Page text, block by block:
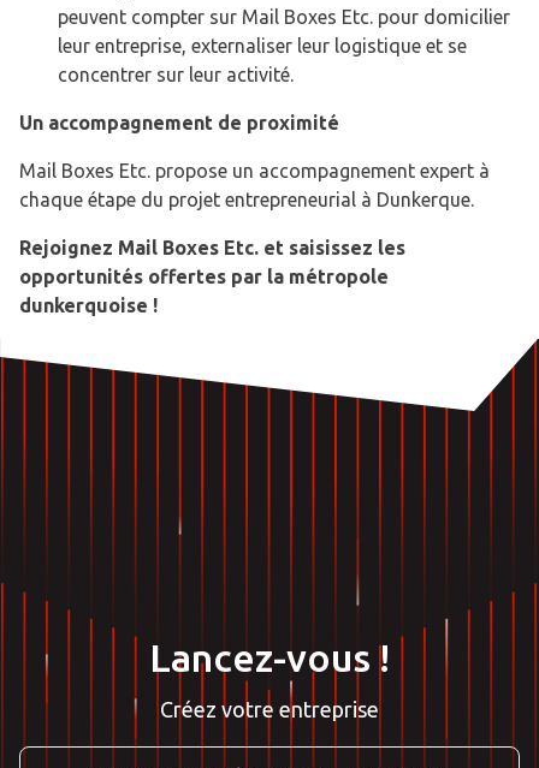
peuvent compter sur Mail Boxes Etc. pour domicilier
leur entreprise, externaliser leur logistique et se
concentrer sur leur activité.
Un accompagnement de proximité
Mail Boxes Etc. propose un accompagnement expert à
chaque étape du projet entrepreneurial à Dunkerque.
Rejoignez Mail Boxes Etc. et saisissez les
opportunités offertes par la métropole
dunkerquoise !
Lancez-vous !
Créez votre entreprise